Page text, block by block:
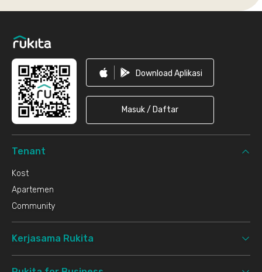
Download Aplikasi
Masuk / Daftar
Tenant
Kost
Apartemen
Community
Kerjasama Rukita